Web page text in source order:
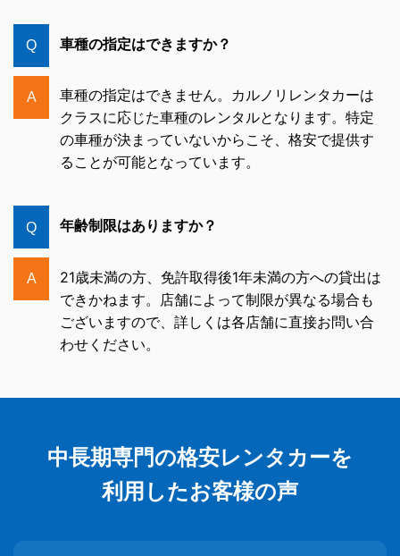
Q 車種の指定はできますか？
A
車種の指定はできません。カルノリレンタカーは
クラスに応じた車種のレンタルとなります。特定
の車種が決まっていないからこそ、格安で提供す
ることが可能となっています。
Q 年齢制限はありますか？
A
21歳未満の方、免許取得後1年未満の方への貸出は
できかねます。店舗によって制限が異なる場合も
ございますので、詳しくは各店舗に直接お問い合
わせください。
中長期専門の格安レンタカーを
利用したお客様の声